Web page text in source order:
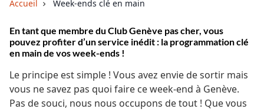
Accueil Week-ends clé en main
En tant que membre du Club Genève pas cher, vous
pouvez profiter d’un service inédit : la programmation clé
en main de vos week-ends !
Le principe est simple ! Vous avez envie de sortir mais
vous ne savez pas quoi faire ce week-end à Genève.
Pas de souci, nous nous occupons de tout ! Que vous